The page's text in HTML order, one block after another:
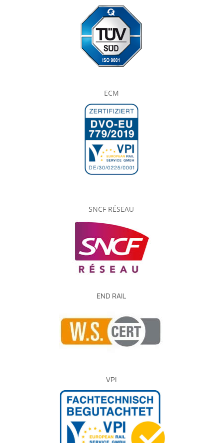
ECM
SNCF RÉSEAU
END RAIL
VPI